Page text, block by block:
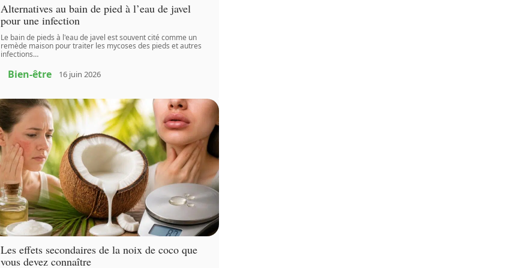
Alternatives au bain de pied à l’eau de javel
pour une infection
Le bain de pieds à l'eau de javel est souvent cité comme un
remède maison pour traiter les mycoses des pieds et autres
infections…
Bien-être 16 juin 2026
Les effets secondaires de la noix de coco que
vous devez connaître